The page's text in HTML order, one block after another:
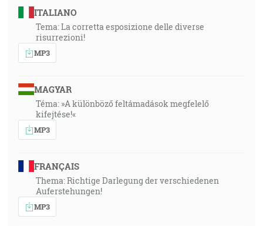
ITALIANO
Tema: La corretta esposizione delle diverse
risurrezioni!
MP3
MAGYAR
Téma: »A különböző feltámadások megfelelő
kifejtése!«
MP3
FRANÇAIS
Thema: Richtige Darlegung der verschiedenen
Auferstehungen!
MP3